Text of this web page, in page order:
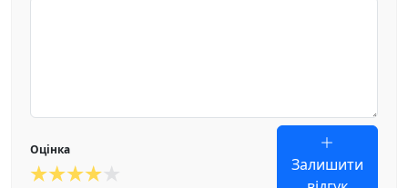
Оцінка
Залишити